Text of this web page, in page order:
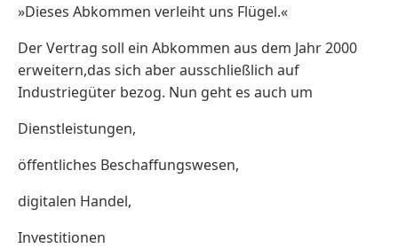
»Dieses Abkommen verleiht uns Flügel.«
Der Vertrag soll ein Abkommen aus dem Jahr 2000
erweitern,das sich aber ausschließlich auf
Industriegüter bezog. Nun geht es auch um
Dienstleistungen,
öffentliches Beschaffungswesen,
digitalen Handel,
Investitionen